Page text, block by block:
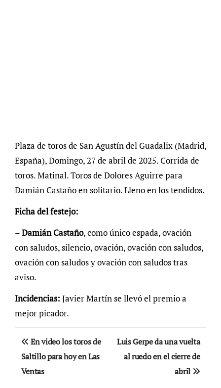
Plaza de toros de San Agustín del Guadalix (Madrid,
España), Domingo, 27 de abril de 2025. Corrida de
toros. Matinal. Toros de Dolores Aguirre para
Damián Castaño en solitario. Lleno en los tendidos.
Ficha del festejo:
–Damián Castaño, como único espada, ovación
con saludos, silencio, ovación, ovación con saludos,
ovación con saludos y ovación con saludos tras
aviso.
Incidencias: Javier Martín se llevó el premio a
mejor picador.
Navegación
de
entradas
En video los toros de
Saltillo para hoy en Las
Ventas
Luis Gerpe da una vuelta
al ruedo en el cierre de
abril